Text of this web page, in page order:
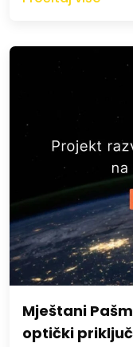
Mještani
optički